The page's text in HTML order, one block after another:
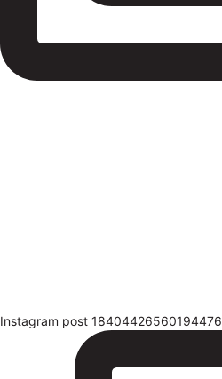
Instagram post 18404426560194476